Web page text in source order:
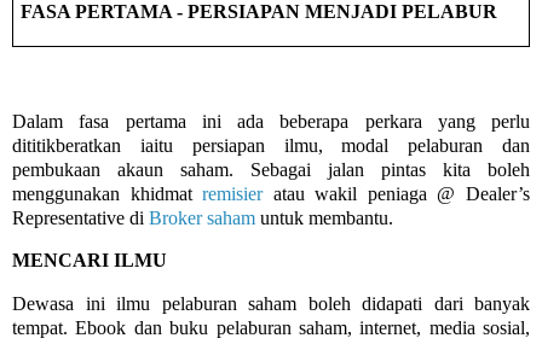
FASA PERTAMA - PERSIAPAN MENJADI PELABUR
Dalam fasa pertama ini ada beberapa perkara yang perlu
dititikberatkan iaitu persiapan ilmu, modal pelaburan dan
pembukaan akaun saham. Sebagai jalan pintas kita boleh
menggunakan khidmatremisieratau wakil peniaga @ Dealer’s
Representative di Broker saham untuk membantu.
MENCARI ILMU
Dewasa ini ilmu pelaburan saham boleh didapati dari banyak
tempat. Ebook dan buku pelaburan saham, internet, media sosial,